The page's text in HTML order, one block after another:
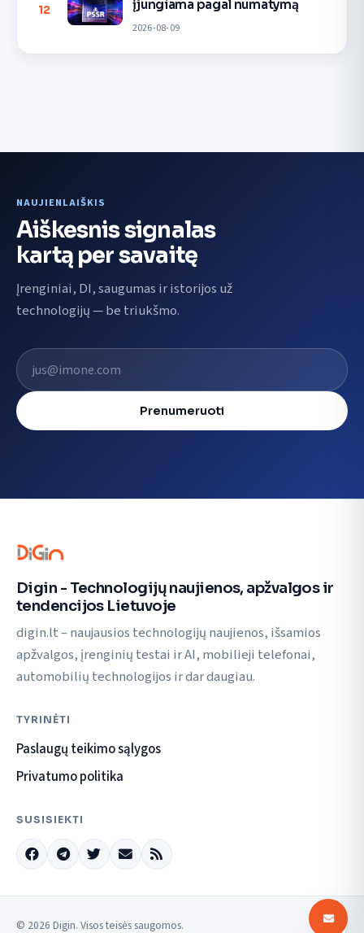
12
įjungiama pagal numatymą
2026-08-09
NAUJIENLAIŠKIS
Aiškesnis signalas
kartą per savaitę
Įrenginiai, DI, saugumas ir istorijos už
technologijų — be triukšmo.
El. pašto adresas
Prenumeruoti
Digin - Technologijų naujienos, apžvalgos ir
tendencijos Lietuvoje
digin.lt – naujausios technologijų naujienos, išsamios
apžvalgos, įrenginių testai ir AI, mobilieji telefonai,
automobilių technologijos ir dar daugiau.
TYRINĖTI
Paslaugų teikimo sąlygos
Privatumo politika
SUSISIEKTI
© 2026 Digin. Visos teisės saugomos.